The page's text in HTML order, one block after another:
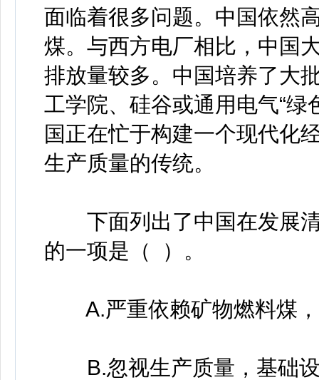
面临着很多问题。中国依
煤。与西方电厂相比，中国
排放量较多。中国培养了大
工学院、硅谷或通用电气“绿
国正在忙于构建一个现代化
生产质量的传统。
下面列出了中国在发展清
的一项是（ ）。
A.严重依赖矿物燃料煤，
B.忽视生产质量，基础设